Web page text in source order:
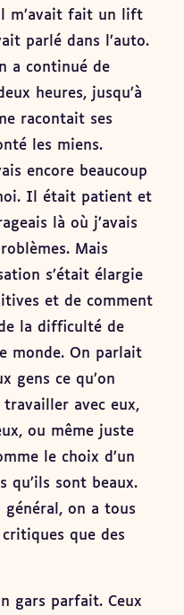
m’avait fait un lift
parlé dans l’auto.
a continué de
heures, jusqu’à
racontait ses
les miens.
encore beaucoup
Il était patient et
là où j’avais
Mais
s’était élargie
et de comment
la difficulté de
monde. On parlait
gens ce qu’on
travailler avec eux,
ou même juste
le choix d’un
qu’ils sont beaux.
général, on a tous
que des
gars parfait. Ceux